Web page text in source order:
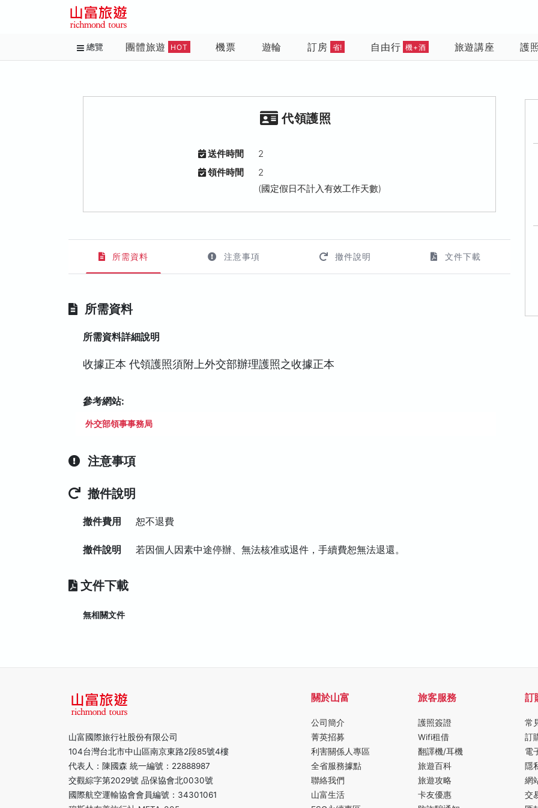
總覽 團體旅遊 HOT 機票 遊輪 訂房 省! 自由行 機+酒 旅遊講座 護
代領護照
送件時間
2
領件時間
2
(國定假日不計入有效工作天數)
所需資料 注意事項 撤件說明 文件下載
所需資料
所需資料詳細說明
收據正本 代領護照須附上外交部辦理護照之收據正本
參考網站:
外交部領事事務局
注意事項
撤件說明
撤件費用 恕不退費
撤件說明 若因個人因素中途停辦、無法核准或退件，手續費恕無法退還。
文件下載
無相關文件
山富國際旅行社股份有限公司
104台灣台北市中山區南京東路2段85號4樓
代表人：陳國森 統一編號：22888987
交觀綜字第2029號 品保協會北0030號
國際航空運輸協會會員編號：34301061
關於山富
公司簡介
菁英招募
利害關係人專區
全省服務據點
聯絡我們
山富生活
旅客服務
護照簽證
Wifi租借
翻譯機/耳機
旅遊百科
旅遊攻略
卡友優惠
訂
常
訂
電
隱
網
交